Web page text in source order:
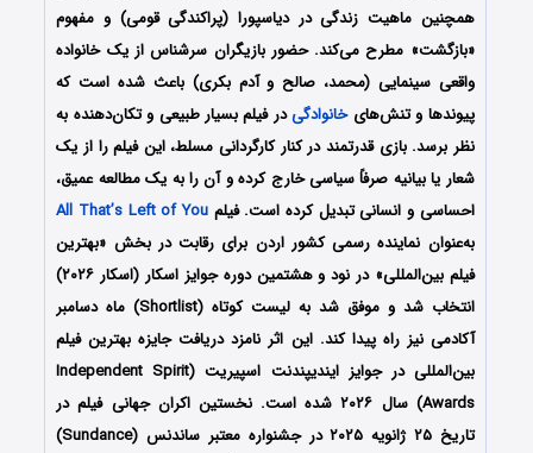
همچنین ماهیت زندگی در دیاسپورا (پراکندگی قومی) و مفهوم
«بازگشت» مطرح می‌کند. حضور بازیگران سرشناس از یک خانواده
واقعی سینمایی (محمد، صالح و آدم بکری) باعث شده است که
پیوندها و تنش‌هایخانوادگیدر فیلم بسیار طبیعی و تکان‌دهنده به
نظر برسد. بازی قدرتمند در کنار کارگردانی مسلط، این فیلم را از یک
شعار یا بیانیه صرفاً سیاسی خارج کرده و آن را به یک مطالعه عمیق،
احساسی و انسانی تبدیل کرده است. فیلمAll That’s Left of You
به‌عنوان نماینده رسمی کشور اردن برای رقابت در بخش «بهترین
فیلم بین‌المللی» در نود و هشتمین دوره جوایز اسکار (اسکار ۲۰۲۶)
انتخاب شد و موفق شد به لیست کوتاه (Shortlist) ماه دسامبر
آکادمی نیز راه پیدا کند. این اثر نامزد دریافت جایزه بهترین فیلم
بین‌المللی در جوایز ایندیپندنت اسپیریت (Independent Spirit
Awards) سال ۲۰۲۶ شده است. نخستین اکران جهانی فیلم در
تاریخ ۲۵ ژانویه ۲۰۲۵ در جشنواره معتبر ساندنس (Sundance)